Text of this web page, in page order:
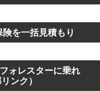
険を一括見積もり
ォレスターに乗れ
ンク）